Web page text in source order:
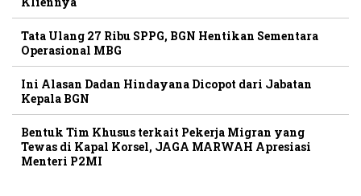
Tata Ulang 27 Ribu SPPG, BGN Hentikan Sementara
Operasional MBG
Ini Alasan Dadan Hindayana Dicopot dari Jabatan
Kepala BGN
Bentuk Tim Khusus terkait Pekerja Migran yang
Tewas di Kapal Korsel, JAGA MARWAH Apresiasi
Menteri P2MI